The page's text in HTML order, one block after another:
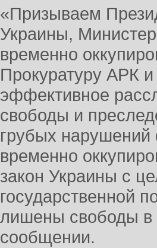
«Призываем
Украины,
временно
Прокуратуру АРК
эффективное
свободы и
грубых
временно
закон Украины с
государственной
лишены свободы в
сообщении.